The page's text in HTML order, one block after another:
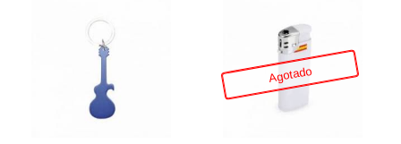
Agotado